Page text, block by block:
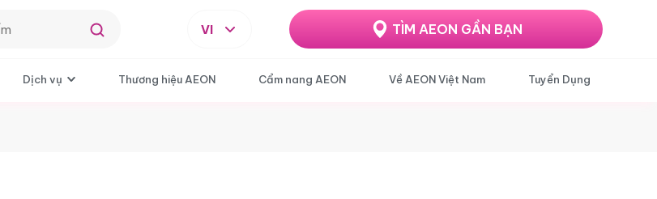
VI TÌM AEON GẦN BẠN
Dịch vụ Thương hiệu AEON Cẩm nang AEON Về AEON Việt Nam Tuyển Dụng